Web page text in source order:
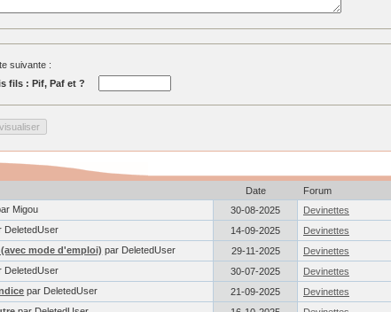
suivante :
fils : Pif, Paf et ?
Date
Forum
Migou 30-08-2025
Devinettes
DeletedUser 14-09-2025
Devinettes
mode d'emploi) par DeletedUser 29-11-2025
Devinettes
DeletedUser 30-07-2025
Devinettes
par DeletedUser 21-09-2025
Devinettes